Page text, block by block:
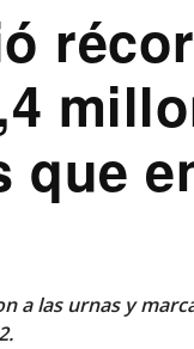
que
a las urnas y